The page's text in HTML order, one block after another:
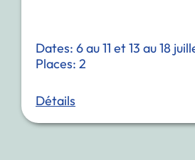
Dates: 6 au 11 et 13 au 18
Places: 2
Détails